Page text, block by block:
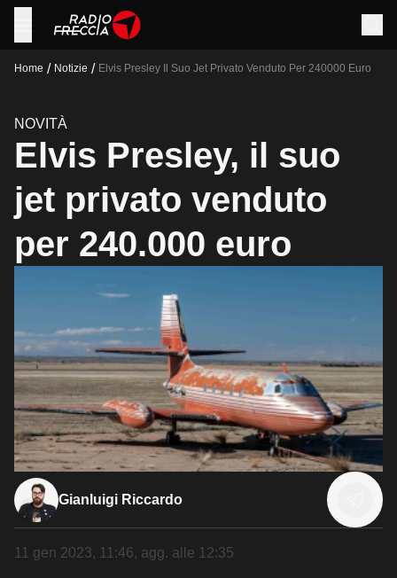
Home / Notizie / Elvis Presley Il Suo Jet Privato Venduto Per 240000 Euro
NOVITÀ
Elvis Presley, il suo
jet privato venduto
per 240.000 euro
Gianluigi Riccardo
11 gen 2023, 11:46, agg. alle 12:35